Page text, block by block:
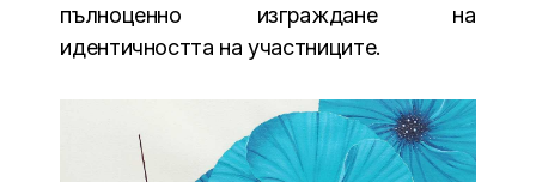
пълноценно изграждане на
идентичността на участниците.